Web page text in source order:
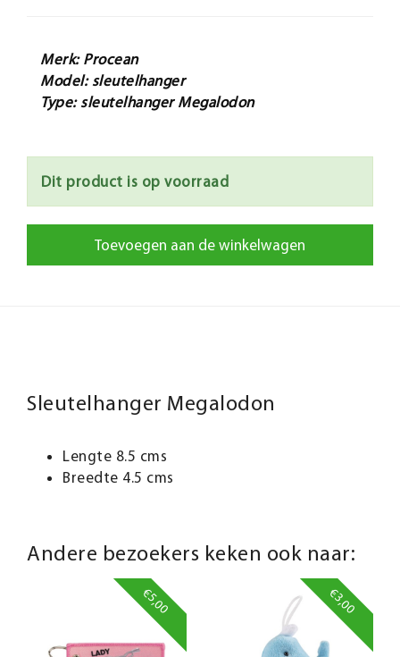
Merk: Procean
Model: sleutelhanger
Type: sleutelhanger Megalodon
Dit product is op voorraad
Toevoegen aan de winkelwagen
Sleutelhanger Megalodon
Lengte 8.5 cms
Breedte 4.5 cms
Andere bezoekers keken ook naar:
€5,00 €3,00